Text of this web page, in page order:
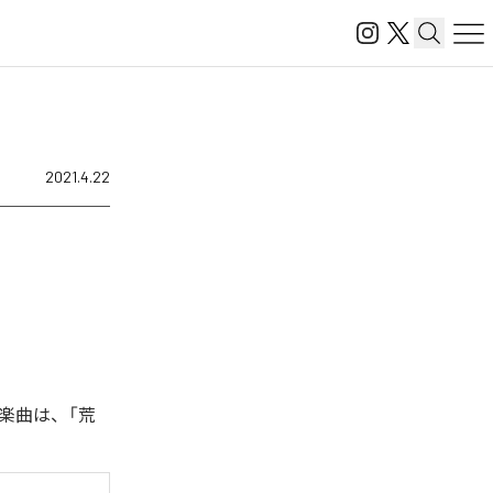
2021.4.22
曲は、「荒